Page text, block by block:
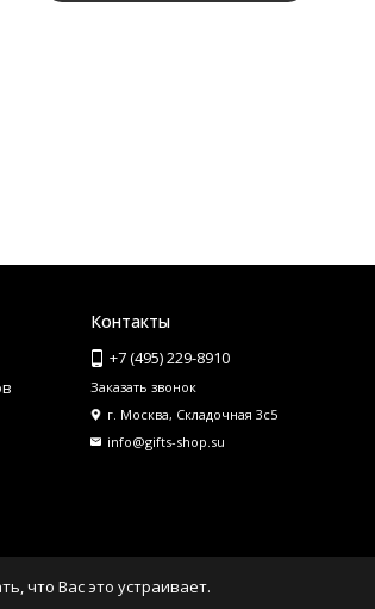
Контакты
+7 (495) 229-8910
Заказать звонок
г. Москва, Складочная 3с5
info@gifts-shop.su
что Вас это устраивает.